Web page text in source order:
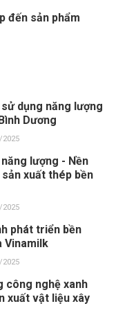
đến sản phẩm
sử dụng năng lượng
Dương
2025
lượng - Nền
xuất thép bền
2025
phát triển bền
Vinamilk
2025
công nghệ xanh
xuất vật liệu xây